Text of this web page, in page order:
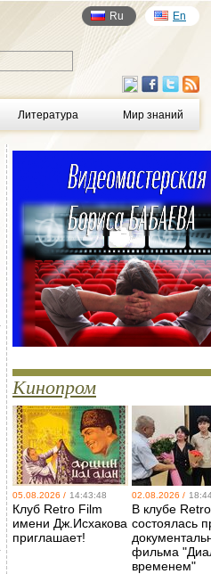
Ru En
Литература Мир знаний
Кинопром
05.08.2026 / 14:43:48
Клуб Retro Film
имени Дж.Исхакова
приглашает!
02.08.2026 /
В клубе
состоялась
фильма
временем"